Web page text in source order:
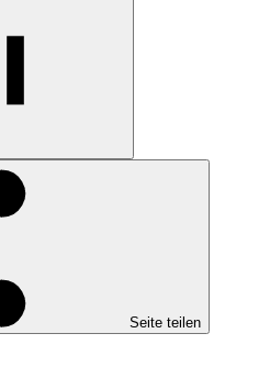
Seite teilen